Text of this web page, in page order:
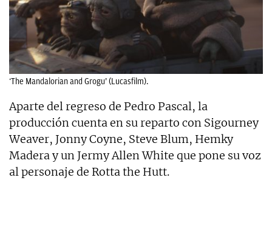
‘The Mandalorian and Grogu’ (Lucasfilm).
Aparte del regreso de Pedro Pascal, la
producción cuenta en su reparto con Sigourney
Weaver, Jonny Coyne, Steve Blum, Hemky
Madera y un Jermy Allen White que pone su voz
al personaje de Rotta the Hutt.